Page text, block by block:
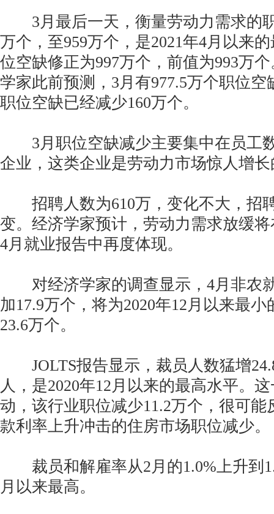
3月最后一天，衡量劳动力需求的
万个，至959万个，是2021年4月以来
位空缺修正为997万个，前值为993万
学家此前预测，3月有977.5万个职位空
职位空缺已经减少160万个。
3月职位空缺减少主要集中在员工
企业，这类企业是劳动力市场惊人增
招聘人数为610万，变化不大，招
变。经济学家预计，劳动力需求放缓
4月就业报告中再度体现。
对经济学家的调查显示，4月非农
加17.9万个，将为2020年12月以来最
23.6万个。
JOLTS报告显示，裁员人数猛增
人，是2020年12月以来的最高水平。
动，该行业职位减少11.2万个，很可能
款利率上升冲击的住房市场职位减少。
裁员和解雇率从2月的1.0%上升到
月以来最高。